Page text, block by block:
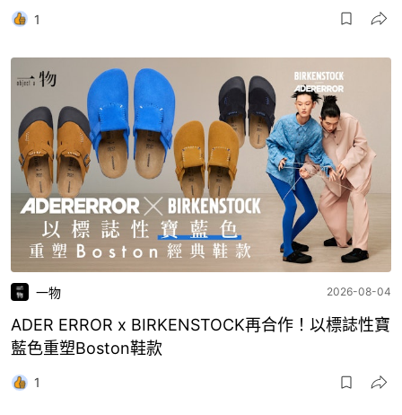
1
一物 2026-08-04
ADER ERROR x BIRKENSTOCK再合作！以標誌性寶
藍色重塑Boston鞋款
1